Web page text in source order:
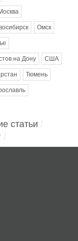
Омск
на Дону США
Тюмень
статьи